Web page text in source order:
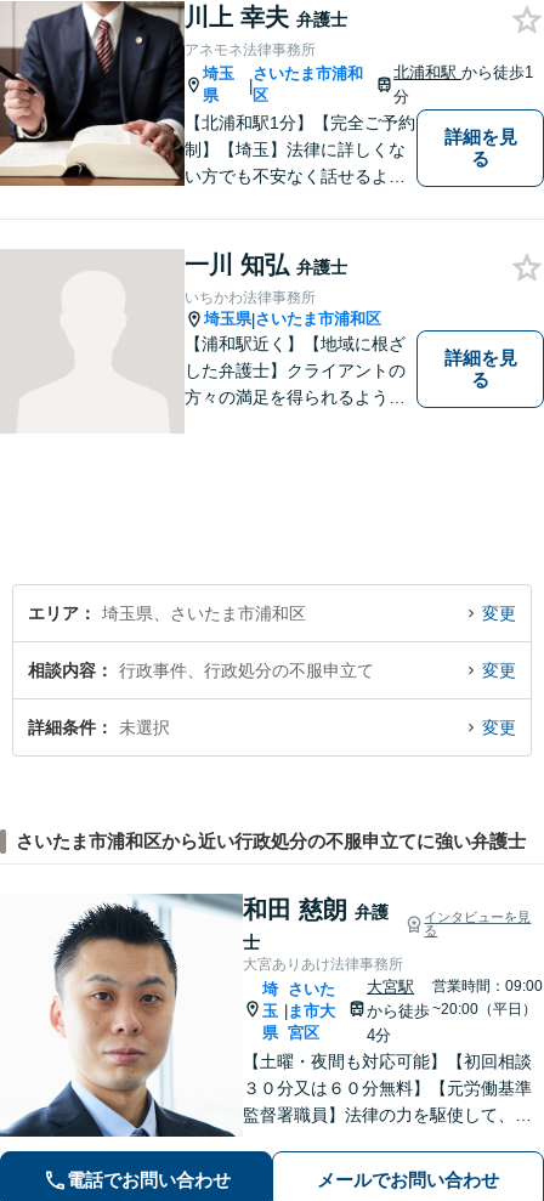
お気軽にご相談ください。
川上 幸夫 弁護士
アネモネ法律事務所
埼玉
県
|
さいたま市浦和
区
北浦和駅から徒歩1
分
【北浦和駅1分】【完全ご予約
制】【埼玉】法律に詳しくな
い方でも不安なく話せるよ
く感じがちな法律問題も、少
しずつ一緒に整理していきま
しょう。
詳細を見
る
一川 知弘 弁護士
いちかわ法律事務所
埼玉県|さいたま市浦和区
【浦和駅近く】【地域に根ざ
した弁護士】クライアントの
方々の満足を得られるよう最
ださい。
詳細を見
る
エリア 埼玉県、さいたま市浦和区 変更
相談内容 行政事件、行政処分の不服申立て 変更
詳細条件 未選択 変更
さいたま市浦和区から近い行政処分の不服申立てに強い弁護士
和田 慈朗 弁護
士
インタビューを見
る
大宮ありあけ法律事務所
埼
玉
県
さいた
ま市大
宮区
大宮駅
から徒歩
4分
営業時間：09:00
~20:00（平日）
【土曜・夜間も対応可能】【初回相談
３０分又は６０分無料】【元労働基準
監督署職員】法律の力を駆使して、ト
たいと思っています。費用が不安な方
もご相談ください。【大宮駅徒歩４
電話でお問い合わせ メールでお問い合わせ